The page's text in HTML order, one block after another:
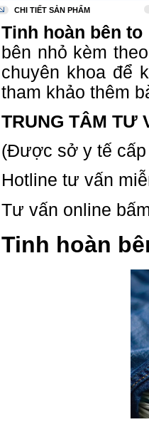
CHI TIẾT SẢN PHẨM
Tinh hoàn bên
bên nhỏ kèm
chuyên khoa để
tham khảo thêm
TRUNG TÂM TƯ
(Được sở y tế cấp
Hotline tư vấn
Tư vấn online
Tinh hoàn